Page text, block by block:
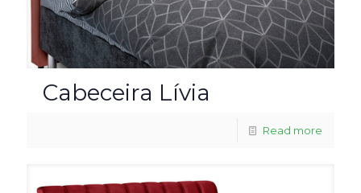
Cabeceira Lívia
Read more